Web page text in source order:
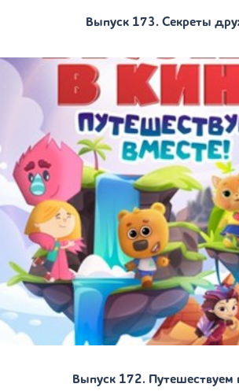
Выпуск 173. Секреты
Выпуск 172. Путешествуем